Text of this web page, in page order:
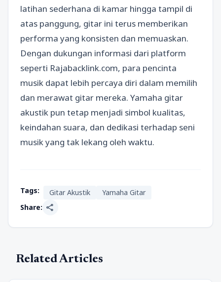
latihan sederhana di kamar hingga tampil di
atas panggung, gitar ini terus memberikan
performa yang konsisten dan memuaskan.
Dengan dukungan informasi dari platform
seperti Rajabacklink.com, para pencinta
musik dapat lebih percaya diri dalam memilih
dan merawat gitar mereka. Yamaha gitar
akustik pun tetap menjadi simbol kualitas,
keindahan suara, dan dedikasi terhadap seni
musik yang tak lekang oleh waktu.
Tags: Gitar Akustik
Yamaha Gitar
Share: share
Related Articles